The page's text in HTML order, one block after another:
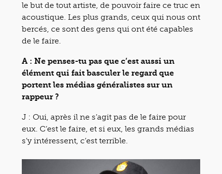
le but de tout artiste, de pouvoir faire ce truc en
acoustique. Les plus grands, ceux qui nous ont
bercés, ce sont des gens qui ont été capables
de le faire.
A : Ne penses-tu pas que c’est aussi un
élément qui fait basculer le regard que
portent les médias généralistes sur un
rappeur ?
J : Oui, après il ne s’agit pas de le faire pour
eux. C’est le faire, et si eux, les grands médias
s’y intéressent, c’est terrible.